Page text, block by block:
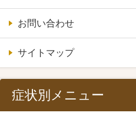
お問い合わせ
サイトマップ
症状別メニュー